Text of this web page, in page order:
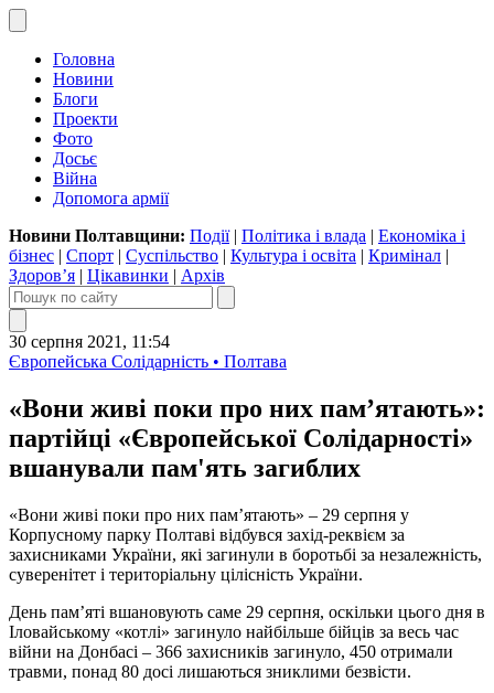
Головна
Новини
Блоги
Проекти
Фото
Досьє
Війна
Допомога армії
Новини Полтавщини: Події| Політика і влада | Економіка і
бізнес | Спорт | Суспільство | Культура і освіта | Кримінал |
Здоров’я | Цікавинки | Архів
30 серпня 2021, 11:54
Європейська Солідарність • Полтава
«Вони живі поки про них пам’ятають»:
партійці «Європейської Солідарності»
вшанували пам'ять загиблих
«Вони живі поки про них пам’ятають» – 29 серпня у
Корпусному парку Полтаві відбувся захід-реквієм за
захисниками України, які загинули в боротьбі за незалежність,
суверенітет і територіальну цілісність України.
День пам’яті вшановують саме 29 серпня, оскільки цього дня в
Іловайському «котлі» загинуло найбільше бійців за весь час
війни на Донбасі – 366 захисників загинуло, 450 отримали
травми, понад 80 досі лишаються зниклими безвісти.